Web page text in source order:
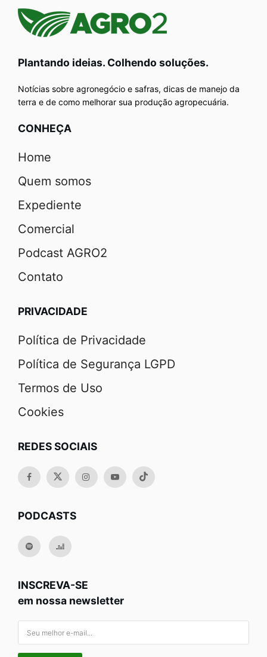
Plantando ideias. Colhendo soluções.
Notícias sobre agronegócio e safras, dicas de manejo da
terra e de como melhorar sua produção agropecuária.
CONHEÇA
Home
Quem somos
Expediente
Comercial
Podcast AGRO2
Contato
PRIVACIDADE
Política de Privacidade
Política de Segurança LGPD
Termos de Uso
Cookies
REDES SOCIAIS
PODCASTS
INSCREVA-SE
em nossa newsletter